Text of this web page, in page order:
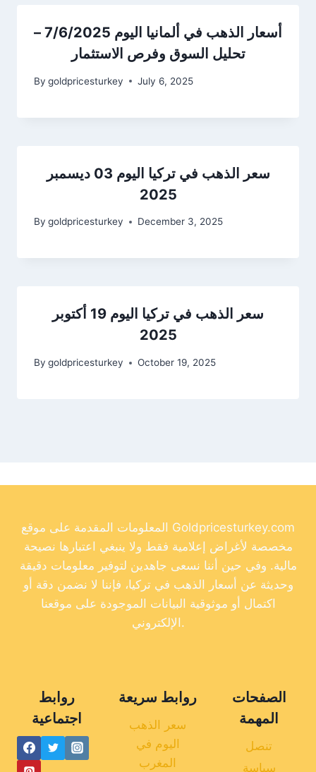
أسعار الذهب في ألمانيا اليوم 7/6/2025 –
تحليل السوق وفرص الاستثمار
By goldpricesturkey July 6, 2025
سعر الذهب في تركيا اليوم 03 ديسمبر
2025
By goldpricesturkey December 3, 2025
سعر الذهب في تركيا اليوم 19 أكتوبر
2025
By goldpricesturkey October 19, 2025
المعلومات المقدمة على موقع Goldpricesturkey.com
مخصصة لأغراض إعلامية فقط ولا ينبغي اعتبارها نصيحة
مالية. وفي حين أننا نسعى جاهدين لتوفير معلومات دقيقة
وحديثة عن أسعار الذهب في تركيا، فإننا لا نضمن دقة أو
اكتمال أو موثوقية البيانات الموجودة على موقعنا
الإلكتروني.
روابط
اجتماعية
روابط سريعة
سعر الذهب
اليوم في
المغرب
الصفحات
المهمة
تنصل
سياسة